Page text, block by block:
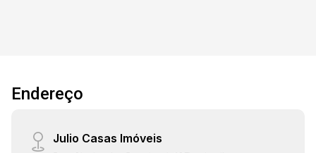
Endereço
Julio Casas Imóveis